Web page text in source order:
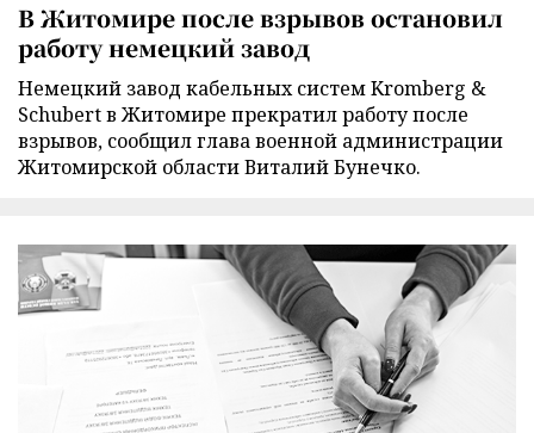
В Житомире после взрывов остановил
работу немецкий завод
Немецкий завод кабельных систем Kromberg &
Schubert в Житомире прекратил работу после
взрывов, сообщил глава военной администрации
Житомирской области Виталий Бунечко.